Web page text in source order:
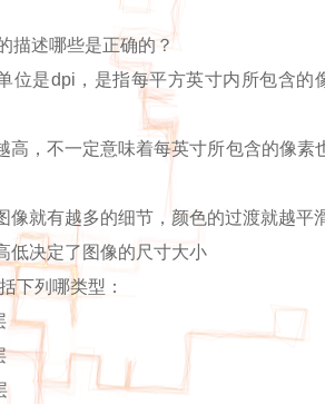
描述哪些是正确的？
位是dpi ，是指每平方英寸内所包含的
高，不一定意味着每英寸所包含的像素
像就有越多的细节，颜色的过渡就越平
低决定了图像的尺寸大小
下列哪类型：